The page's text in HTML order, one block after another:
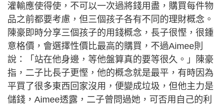
灌輸應使得使，不可以一次過將錢用盡，購買每件物
品之前都要考慮，但三個孩子各有不同的理財概念。
陳豪即時分享三個孩子的用錢概念，長子很慳，很鍾
意格價，會選擇性價比最高的購買，不過Aimee則
說：「站在他身邊，等他盤算真的要等很久。」陳豪
指，二子比長子更慳，他的概念就是最平，有時因為
平買了很多東西回家沒用，便變成垃圾，但他主力是
儲錢，Aimee透露，二子曾問過她，可否用自己的利